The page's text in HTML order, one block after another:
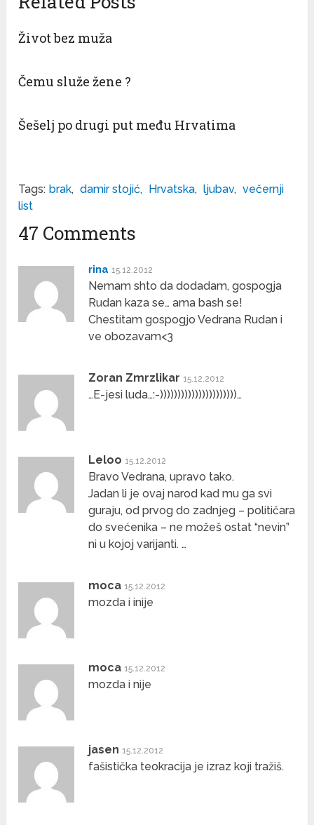
Život bez muža
Čemu služe žene ?
Šešelj po drugi put među Hrvatima
Tags: brak, damir stojić, Hrvatska, ljubav, večernji
list
47 Comments
rina 15.12.2012
Nemam shto da dodadam, gospogja
Rudan kaza se… ama bash se!
Chestitam gospogjo Vedrana Rudan i
ve obozavam<3
Zoran Zmrzlikar 15.12.2012
…E-jesi luda…:-))))))))))))))))))))))…
Leloo 15.12.2012
Bravo Vedrana, upravo tako.
Jadan li je ovaj narod kad mu ga svi
guraju, od prvog do zadnjeg – političara
do svećenika – ne možeš ostat “nevin”
ni u kojoj varijanti. …
moca 15.12.2012
mozda i inije
moca 15.12.2012
mozda i nije
jasen 15.12.2012
fašistička teokracija je izraz koji tražiš.